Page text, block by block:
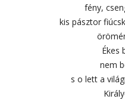
fény,
kis pásztor
Ékes
nem
s o lett a